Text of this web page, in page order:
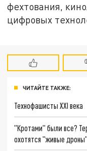
фехтования,
цифровых
ЧИТАЙТЕ ТАКЖЕ:
Технофашисты XXI века
"Кротами" были все?
охотятся "живые дроны"